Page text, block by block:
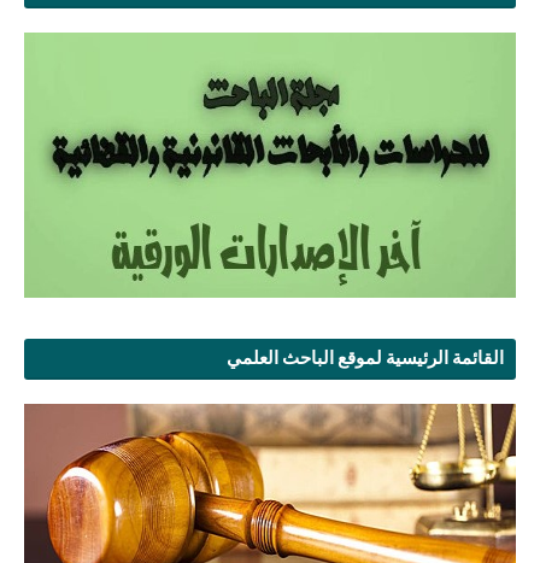
القائمة الرئيسية لموقع الباحث العلمي